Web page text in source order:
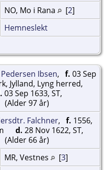
NO, Mo i Rana [2]
Hemneslekt
Ibsen, f. 03 Sep
Jylland, Lyng herred,
03 Sep 1633, ST,
(Alder 97 år)
Falchner, f. 1556,
d. 28 Nov 1622, ST,
(Alder 66 år)
MR, Vestnes [3]